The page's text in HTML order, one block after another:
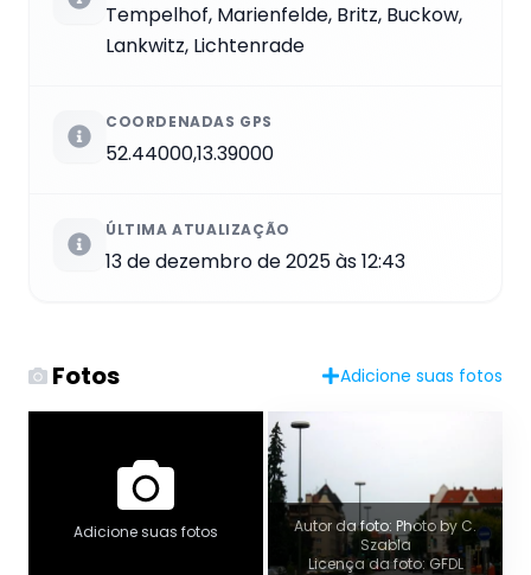
Tempelhof, Marienfelde, Britz, Buckow,
Lankwitz, Lichtenrade
COORDENADAS GPS
52.44000,13.39000
ÚLTIMA ATUALIZAÇÃO
13 de dezembro de 2025 às 12:43
Fotos Adicione suas fotos
Adicione suas fotos
Autor da foto: Photo by C.
Szabla
Licença da foto: GFDL